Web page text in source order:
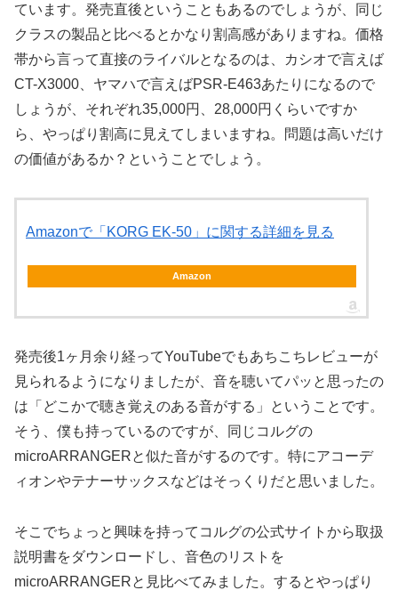
ています。発売直後ということもあるのでしょうが、同じ
クラスの製品と比べるとかなり割高感がありますね。価格
帯から言って直接のライバルとなるのは、カシオで言えば
CT-X3000、ヤマハで言えばPSR-E463あたりになるので
しょうが、それぞれ35,000円、28,000円くらいですか
ら、やっぱり割高に見えてしまいますね。問題は高いだけ
の価値があるか？ということでしょう。
Amazonで「KORG EK-50」に関する詳細を見る
Amazon
発売後1ヶ月余り経ってYouTubeでもあちこちレビューが
見られるようになりましたが、音を聴いてパッと思ったの
は「どこかで聴き覚えのある音がする」ということです。
そう、僕も持っているのですが、同じコルグの
microARRANGERと似た音がするのです。特にアコーデ
ィオンやテナーサックスなどはそっくりだと思いました。
そこでちょっと興味を持ってコルグの公式サイトから取扱
説明書をダウンロードし、音色のリストを
microARRANGERと見比べてみました。するとやっぱり